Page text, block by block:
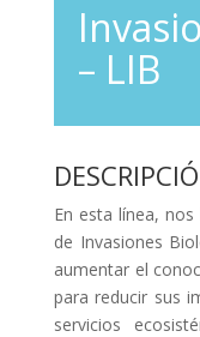
– LIB
En esta línea,
de Invasiones
aumentar el
para reducir sus
servicios